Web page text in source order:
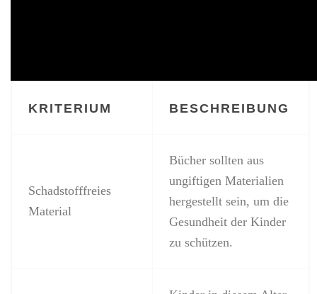
KRITERIUM BESCHREIBUNG
Schadstofffreies
Material
Bücher sollten aus
ungiftigen Materialien
hergestellt sein, um die
Gesundheit der Kinder
zu schützen.